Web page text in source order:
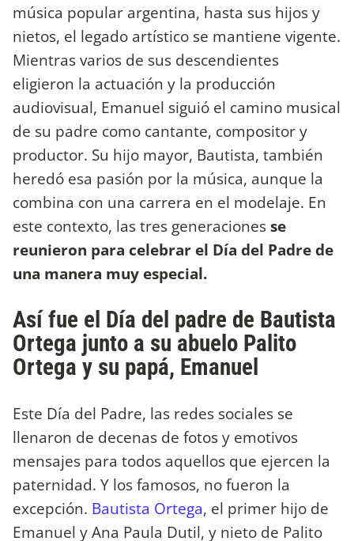
música popular argentina, hasta sus hijos y
nietos, el legado artístico se mantiene vigente.
Mientras varios de sus descendientes
eligieron la actuación y la producción
audiovisual, Emanuel siguió el camino musical
de su padre como cantante, compositor y
productor. Su hijo mayor, Bautista, también
heredó esa pasión por la música, aunque la
combina con una carrera en el modelaje. En
este contexto, las tres generacionesse
reunieron para celebrar el Día del Padre de
una manera muy especial.
Así fue el Día del padre de Bautista
Ortega junto a su abuelo Palito
Ortega y su papá, Emanuel
Este Día del Padre, las redes sociales se
llenaron de decenas de fotos y emotivos
mensajes para todos aquellos que ejercen la
paternidad. Y los famosos, no fueron la
excepción. Bautista Ortega, el primer hijo de
Emanuel y Ana Paula Dutil, y nieto de Palito